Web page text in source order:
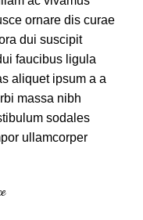
ornare dis curae
dui suscipit
faucibus ligula
aliquet ipsum a a
massa nibh
sodales
ullamcorper